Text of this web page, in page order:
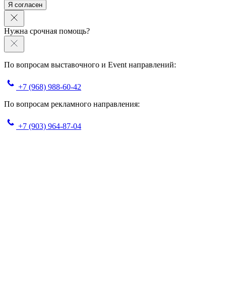
Я согласен
Нужна срочная помощь?
По вопросам выставочного и Event направлений:
+7 (968) 988-60-42
По вопросам рекламного направления:
+7 (903) 964-87-04